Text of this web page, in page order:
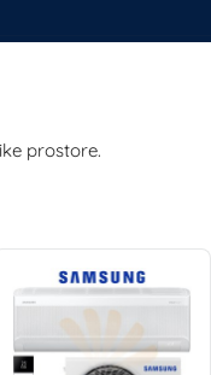
prostore.